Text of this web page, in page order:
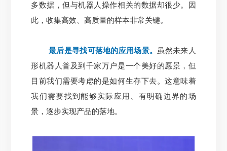
多数据，但与机器人操作相关的数据却很少。因
此，收集高效、高质量的样本非常关键。
最后是寻找可落地的应用场景。 虽然未来人
形机器人普及到千家万户是一个美好的愿景，但
目前我们需要考虑的是如何生存下去。这意味着
我们需要找到能够实际应用、有明确边界的场
景，逐步实现产品的落地。